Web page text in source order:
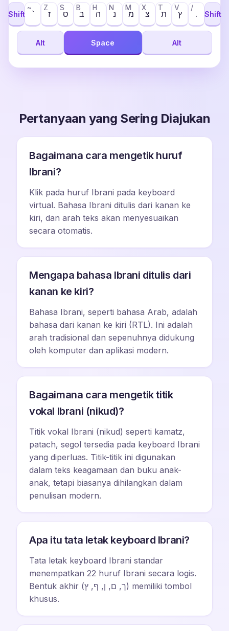
Shift `
~
ז
Z
ס
S
ב
B
ה
H
נ
N
מ
M
צ
X
ת
T
ץ
V
.
/
Shift
Alt Space Alt
Pertanyaan yang Sering Diajukan
Bagaimana cara mengetik huruf
Ibrani?
Klik pada huruf Ibrani pada keyboard
virtual. Bahasa Ibrani ditulis dari kanan ke
kiri, dan arah teks akan menyesuaikan
secara otomatis.
Mengapa bahasa Ibrani ditulis dari
kanan ke kiri?
Bahasa Ibrani, seperti bahasa Arab, adalah
bahasa dari kanan ke kiri (RTL). Ini adalah
arah tradisional dan sepenuhnya didukung
oleh komputer dan aplikasi modern.
Bagaimana cara mengetik titik
vokal Ibrani (nikud)?
Titik vokal Ibrani (nikud) seperti kamatz,
patach, segol tersedia pada keyboard Ibrani
yang diperluas. Titik-titik ini digunakan
dalam teks keagamaan dan buku anak-
anak, tetapi biasanya dihilangkan dalam
penulisan modern.
Apa itu tata letak keyboard Ibrani?
Tata letak keyboard Ibrani standar
menempatkan 22 huruf Ibrani secara logis.
Bentuk akhir (ך, ם, ן, ף, ץ) memiliki tombol
khusus.